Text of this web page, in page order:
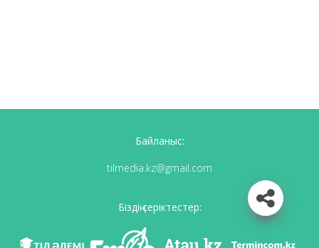
Байланыс:
tilmedia.kz@gmail.com
Біздің серіктестер: